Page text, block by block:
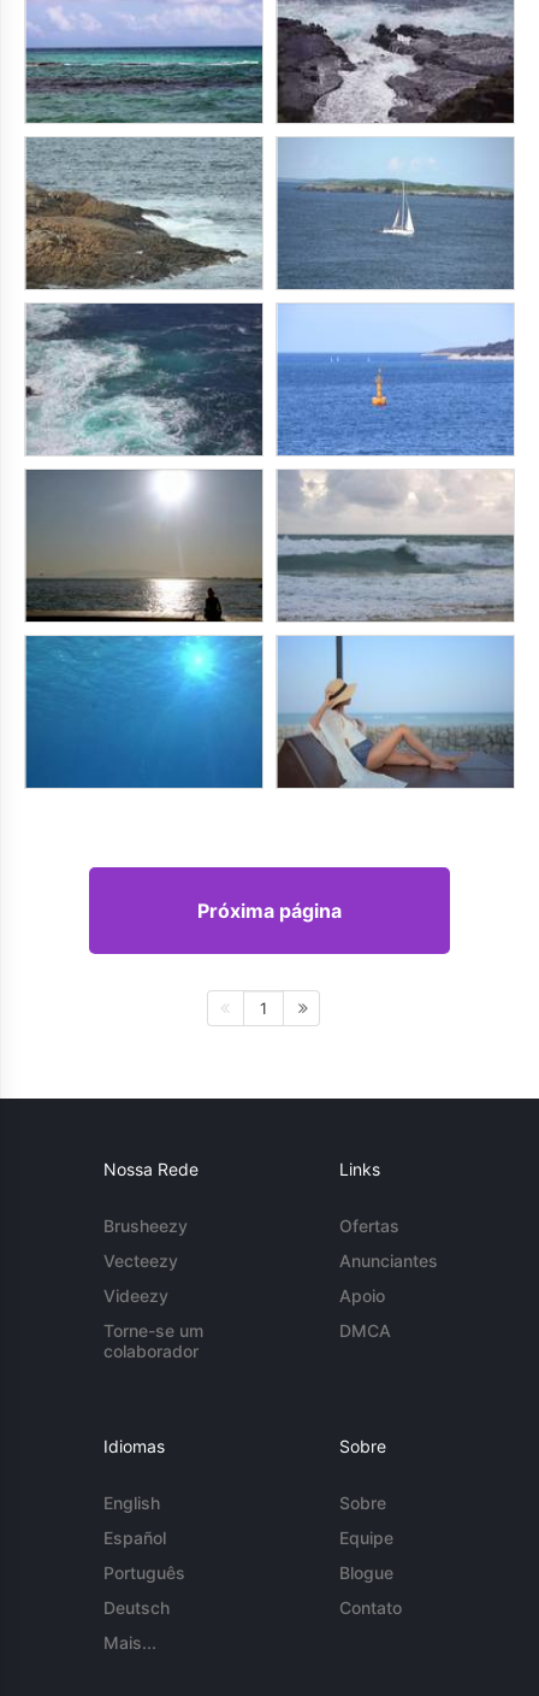
Próxima página
1
Nossa Rede
Brusheezy
Vecteezy
Videezy
Torne-se um
colaborador
Links
Ofertas
Anunciantes
Apoio
DMCA
Idiomas
English
Español
Português
Deutsch
Mais...
Sobre
Sobre
Equipe
Blogue
Contato